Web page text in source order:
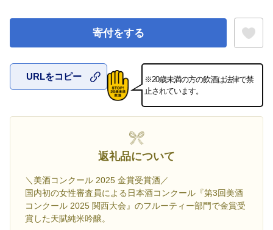
寄付をする
お気に入
URLをコピー
※20歳未満の方の飲酒は法律で禁
止されています。
返礼品について
＼美酒コンクール 2025 金賞受賞酒／
国内初の女性審査員による日本酒コンクール『第3回美酒
コンクール 2025 関西大会』のフルーティー部門で金賞受
賞した天賦純米吟醸。